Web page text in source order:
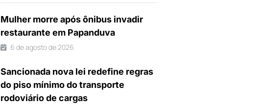
Mulher morre após ônibus invadir
restaurante em Papanduva
6 de agosto de 2026
Sancionada nova lei redefine regras
do piso mínimo do transporte
rodoviário de cargas